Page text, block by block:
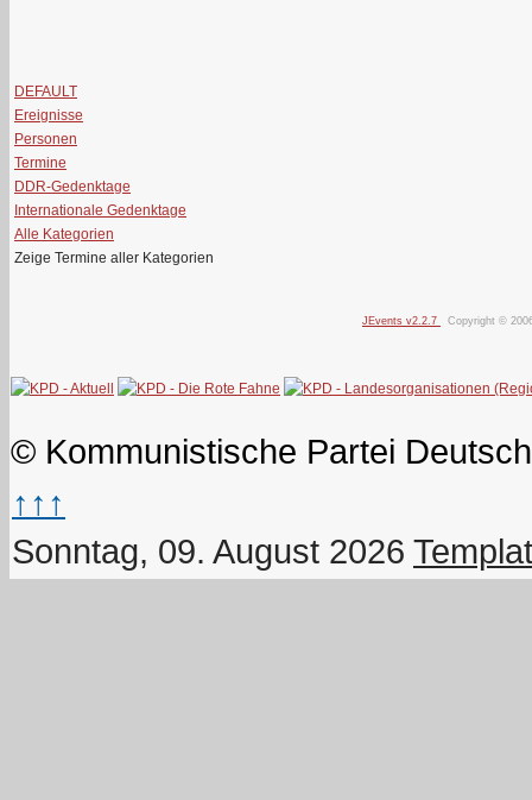
DEFAULT
Ereignisse
Personen
Termine
DDR-Gedenktage
Internationale Gedenktage
Alle Kategorien
Zeige Termine aller Kategorien
JEvents v2.2.7 Copyright ©
© Kommunistische Partei
↑↑↑
Sonntag, 09. August 2026